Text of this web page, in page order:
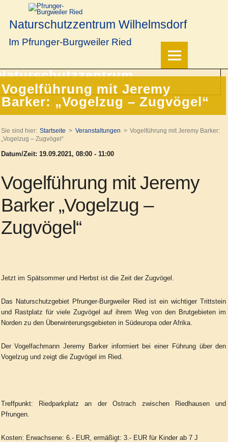
Naturschutzzentrum Wilhelmsdorf
Im Pfrunger-Burgweiler Ried
Vogelführung mit Jeremy
Barker: „Vogelzug – Zugvögel“
Sie sind hier: Startseite Veranstaltungen
Vogelführung mit Jeremy Barker:
„Vogelzug – Zugvögel“
Datum/Zeit: 19.09.2021, 08:00 - 11:00
Vogelführung mit Jeremy
Barker „Vogelzug –
Zugvögel“
Jetzt im Spätsommer und Herbst ist die Zeit der Zugvögel.
Das Naturschutzgebiet Pfrunger-Burgweiler Ried ist ein wichtiger Trittstein
und Rastplatz für viele Zugvögel auf ihrem Weg von den Brutgebieten im
Norden zu den Überwinterungsgebieten in Südeuropa oder Afrika.
Der Vogelfachmann Jeremy Barker informiert bei einer Führung über den
Vogelzug und zeigt die Zugvögel im Ried.
Treffpunkt: Riedparkplatz an der Ostrach zwischen Riedhausen und
Pfrungen.
Kosten: Erwachsene: 6.- EUR, ermäßigt: 3.- EUR für Kinder ab 7 J